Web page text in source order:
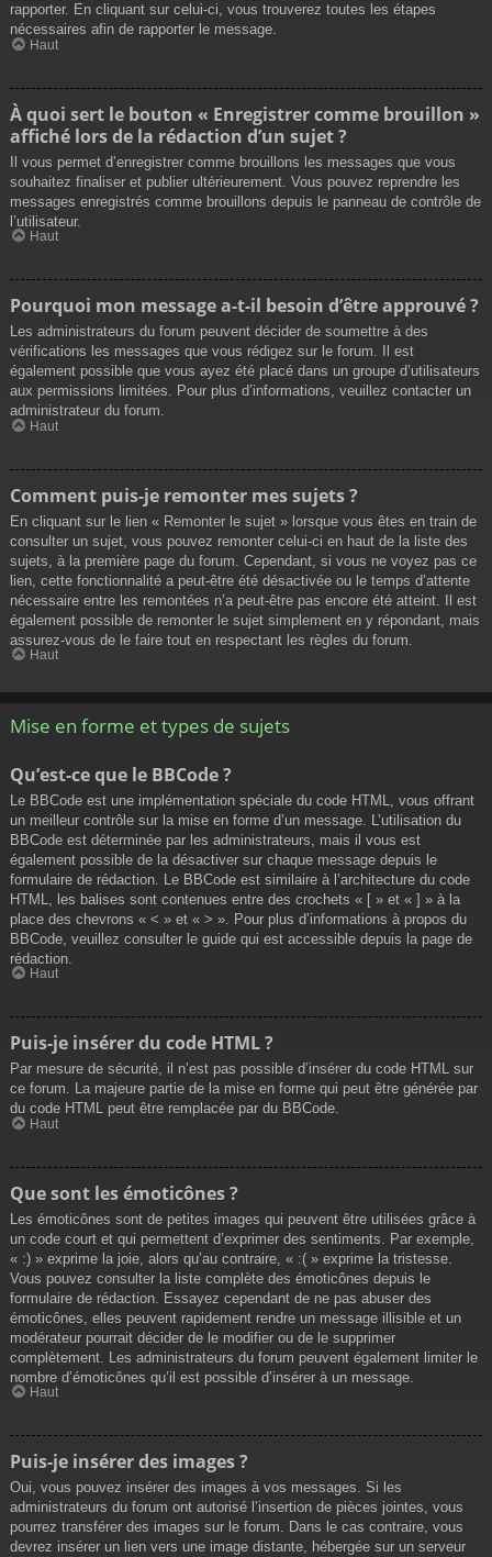
rapporter. En cliquant sur celui-ci, vous trouverez toutes les étapes
nécessaires afin de rapporter le message.
Haut
À quoi sert le bouton « Enregistrer comme brouillon »
affiché lors de la rédaction d’un sujet ?
Il vous permet d’enregistrer comme brouillons les messages que vous
souhaitez finaliser et publier ultérieurement. Vous pouvez reprendre les
messages enregistrés comme brouillons depuis le panneau de contrôle de
l’utilisateur.
Haut
Pourquoi mon message a-t-il besoin d’être approuvé ?
Les administrateurs du forum peuvent décider de soumettre à des
vérifications les messages que vous rédigez sur le forum. Il est
également possible que vous ayez été placé dans un groupe d’utilisateurs
aux permissions limitées. Pour plus d’informations, veuillez contacter un
administrateur du forum.
Haut
Comment puis-je remonter mes sujets ?
En cliquant sur le lien « Remonter le sujet » lorsque vous êtes en train de
consulter un sujet, vous pouvez remonter celui-ci en haut de la liste des
sujets, à la première page du forum. Cependant, si vous ne voyez pas ce
lien, cette fonctionnalité a peut-être été désactivée ou le temps d’attente
nécessaire entre les remontées n’a peut-être pas encore été atteint. Il est
également possible de remonter le sujet simplement en y répondant, mais
assurez-vous de le faire tout en respectant les règles du forum.
Haut
Mise en forme et types de sujets
Qu’est-ce que le BBCode ?
Le BBCode est une implémentation spéciale du code HTML, vous offrant
un meilleur contrôle sur la mise en forme d’un message. L’utilisation du
BBCode est déterminée par les administrateurs, mais il vous est
également possible de la désactiver sur chaque message depuis le
formulaire de rédaction. Le BBCode est similaire à l’architecture du code
HTML, les balises sont contenues entre des crochets « [ » et « ] » à la
place des chevrons « < » et « > ». Pour plus d’informations à propos du
BBCode, veuillez consulter le guide qui est accessible depuis la page de
rédaction.
Haut
Puis-je insérer du code HTML ?
Par mesure de sécurité, il n’est pas possible d’insérer du code HTML sur
ce forum. La majeure partie de la mise en forme qui peut être générée par
du code HTML peut être remplacée par du BBCode.
Haut
Que sont les émoticônes ?
Les émoticônes sont de petites images qui peuvent être utilisées grâce à
un code court et qui permettent d’exprimer des sentiments. Par exemple,
« :) » exprime la joie, alors qu’au contraire, « :( » exprime la tristesse.
Vous pouvez consulter la liste complète des émoticônes depuis le
formulaire de rédaction. Essayez cependant de ne pas abuser des
émoticônes, elles peuvent rapidement rendre un message illisible et un
modérateur pourrait décider de le modifier ou de le supprimer
complètement. Les administrateurs du forum peuvent également limiter le
nombre d’émoticônes qu’il est possible d’insérer à un message.
Haut
Puis-je insérer des images ?
Oui, vous pouvez insérer des images à vos messages. Si les
administrateurs du forum ont autorisé l’insertion de pièces jointes, vous
pourrez transférer des images sur le forum. Dans le cas contraire, vous
devrez insérer un lien vers une image distante, hébergée sur un serveur